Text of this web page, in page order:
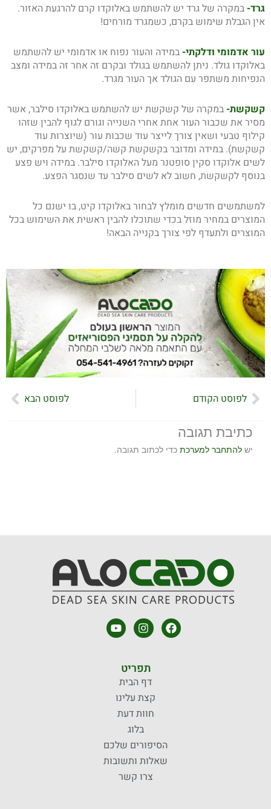
גרד-במקרה של גרד יש להשתמש באלוקדו קרם להרגעת האזור.
אין הגבלת שימוש בקרם, כשמגרד מורחים!
עור אדמומי ודלקתי-במידה והעור נפוח או אדמומי יש להשתמש
באלוקדו גולד. ניתן להשתמש בגולד ובקרם זה אחר זה במידה ומצב
הנפיחות משתפר עם הגולד אך העור מגרד.
קשקשת-במקרה של קשקשת יש להשתמש באלוקדו סילבר, אשר
מסיר את שכבור העור אחת אחרי השנייה וגורם לגוף להבין שזהו
קילוף טבעי ושאין צורך לייצר עוד שכבות עור (שיוצרות עוד
קשקשת). במידה ומדובר בקשקשת קשה/קשקשת על מפרקים, יש
לשים אלוקדו סקין סופטנר מעל האלוקדו סילבר. במידה ויש פצע
בנוסף לקשקשת, חשוב לא לשים סילבר עד שנסגר הפצע.
למשתמשים חדשים מומלץ לבחור באלוקדו קיט, בו ישנם כל
המוצרים במחיר מוזל בכדי שתוכלו להבין ראשית את השימוש בכל
המוצרים ולתעדף לפי צורך בקנייה הבאה!
קודם
לפוסט הקודם לפוסט הבא
כתיבת תגובה
יש להתחבר למערכת כדי לכתוב תגובה.
F
a
I
n
a
g
a
m
Y
o
תפריט
דף הבית
קצת עלינו
חוות דעת
בלוג
הסיפורים שלכם
שאלות ותשובות
צרו קשר